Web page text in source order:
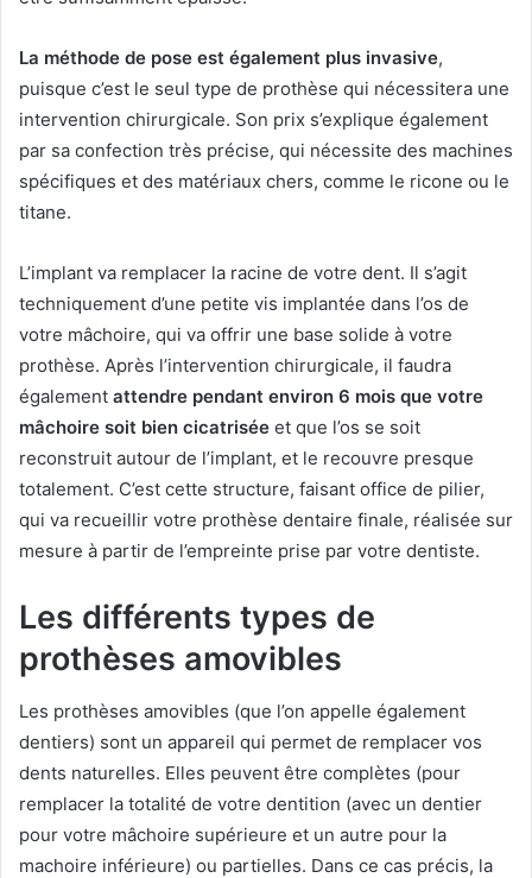
La méthode de pose est également plus invasive,
puisque c’est le seul type de prothèse qui nécessitera une
intervention chirurgicale. Son prix s’explique également
par sa confection très précise, qui nécessite des machines
spécifiques et des matériaux chers, comme le ricone ou le
titane.
L’implant va remplacer la racine de votre dent. Il s’agit
techniquement d’une petite vis implantée dans l’os de
votre mâchoire, qui va offrir une base solide à votre
prothèse. Après l’intervention chirurgicale, il faudra
également attendre pendant environ 6 mois que votre
mâchoire soit bien cicatrisée et que l’os se soit
reconstruit autour de l’implant, et le recouvre presque
totalement. C’est cette structure, faisant office de pilier,
qui va recueillir votre prothèse dentaire finale, réalisée sur
mesure à partir de l’empreinte prise par votre dentiste.
Les différents types de
prothèses amovibles
Les prothèses amovibles (que l’on appelle également
dentiers) sont un appareil qui permet de remplacer vos
dents naturelles. Elles peuvent être complètes (pour
remplacer la totalité de votre dentition (avec un dentier
pour votre mâchoire supérieure et un autre pour la
machoire inférieure) ou partielles. Dans ce cas précis, la